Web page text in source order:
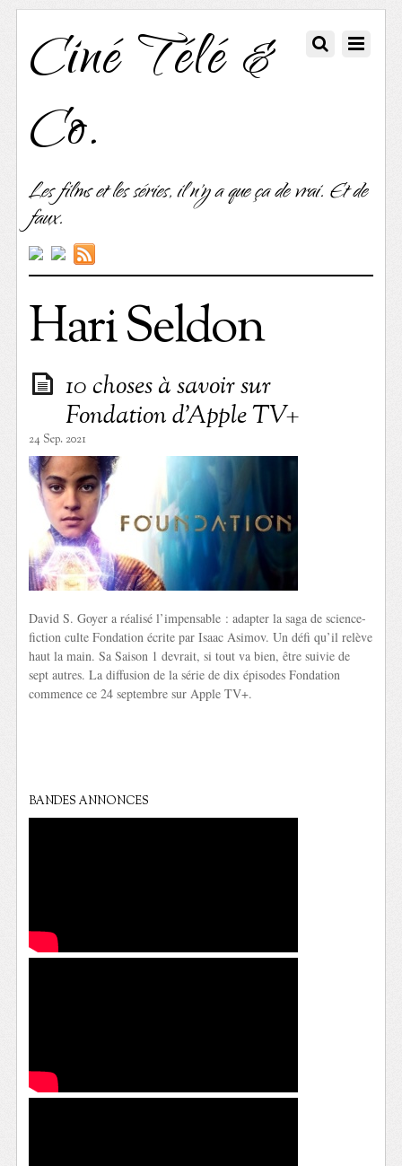
Ciné Télé &
Co.
Les films et les séries, il n'y a que ça de vrai. Et de
faux.
Hari Seldon
10 choses à savoir sur
Fondation d’Apple TV+
24 Sep. 2021
David S. Goyer a réalisé l’impensable : adapter la saga de science-
fiction culte Fondation écrite par Isaac Asimov. Un défi qu’il relève
haut la main. Sa Saison 1 devrait, si tout va bien, être suivie de
sept autres. La diffusion de la série de dix épisodes Fondation
commence ce 24 septembre sur Apple TV+.
BANDES ANNONCES